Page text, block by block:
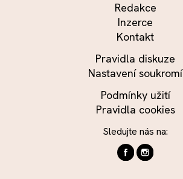
Redakce
Inzerce
Kontakt
Pravidla diskuze
Nastavení soukromí
Podmínky užití
Pravidla cookies
Sledujte nás na: